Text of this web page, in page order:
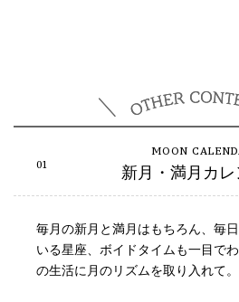
新月・満月カレ
毎月の新月と満月はもちろん、毎
いる星座、ボイドタイムも一目で
の生活に月のリズムを取り入れて。